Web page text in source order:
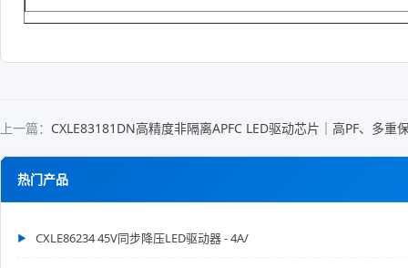
热门产品
CXLE86234 45V同步降压LED驱动器 - 4A/
上一篇： CXLE83181DN高精度非隔离APFC LED驱动芯片｜高PF、多重